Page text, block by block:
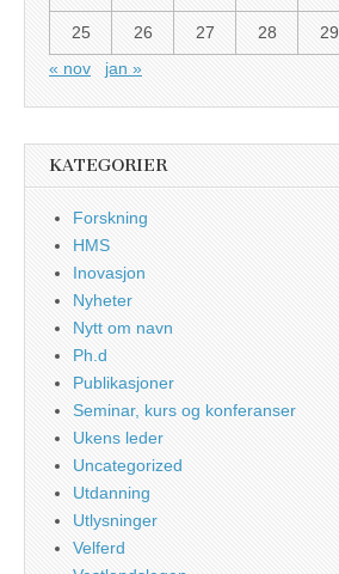
25 26 27 28 29
« nov
jan »
KATEGORIER
Forskning
HMS
Inovasjon
Nyheter
Nytt om navn
Ph.d
Publikasjoner
Seminar, kurs og konferanser
Ukens leder
Uncategorized
Utdanning
Utlysninger
Velferd